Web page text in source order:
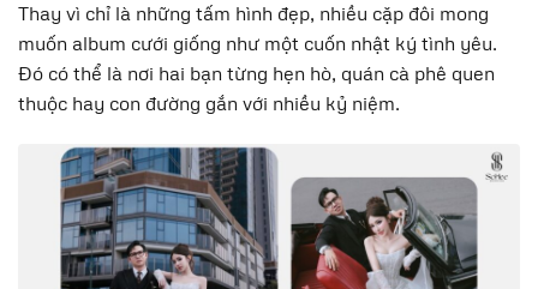
Thay vì chỉ là những tấm hình đẹp, nhiều cặp đôi mong
muốn album cưới giống như một cuốn nhật ký tình yêu.
Đó có thể là nơi hai bạn từng hẹn hò, quán cà phê quen
thuộc hay con đường gắn với nhiều kỷ niệm.